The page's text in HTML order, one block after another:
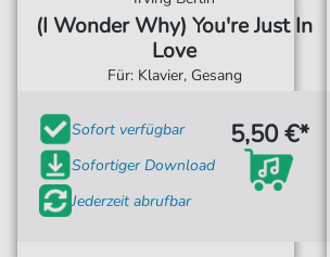
(I Wonder Why) You're Just In
Love
Für: Klavier, Gesang
Sofort verfügbar
Sofortiger Download
Jederzeit abrufbar
5,50 €*